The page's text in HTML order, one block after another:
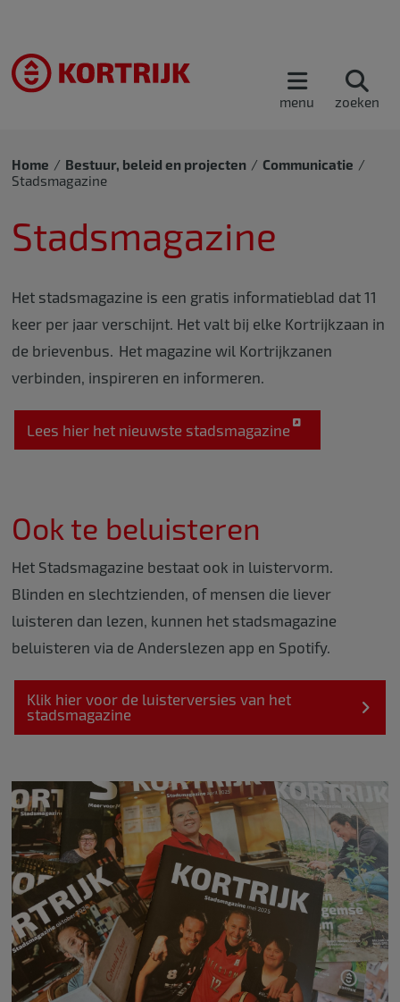
menu zoeken
Home Bestuur, beleid en projecten
Communicatie
Stadsmagazine
Stadsmagazine
Het stadsmagazine is een gratis informatieblad dat 11
keer per jaar verschijnt. Het valt bij elke Kortrijkzaan in
de brievenbus. Het magazine wil Kortrijkzanen
verbinden, inspireren en informeren.
Lees hier het nieuwste stadsmagazine
Ook te beluisteren
Het Stadsmagazine bestaat ook in luistervorm.
Blinden en slechtzienden, of mensen die liever
luisteren dan lezen, kunnen het stadsmagazine
beluisteren via de Anderslezen app en Spotify.
Klik hier voor de luisterversies van het
stadsmagazine